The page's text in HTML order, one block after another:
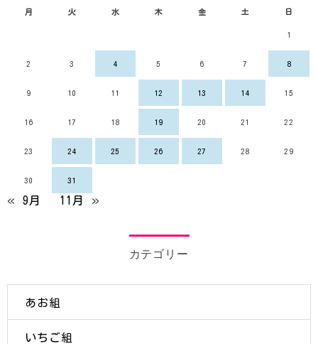
月 火 水 木 金 土 日
1
2 3 4 5 6 7 8
9 10 11 12 13 14 15
16 17 18 19 20 21 22
23 24 25 26 27 28 29
30 31
« 9月 11月 »
カテゴリー
あお組
いちご組